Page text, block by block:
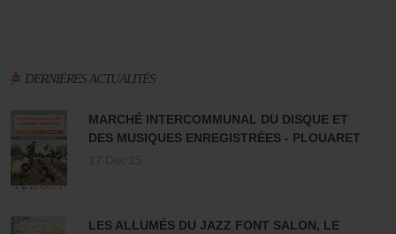
DERNIÈRES ACTUALITÉS
MARCHÉ INTERCOMMUNAL DU DISQUE ET
DES MUSIQUES ENREGISTRÉES - PLOUARET
LES ALLUMÉS DU JAZZ FONT SALON, LE